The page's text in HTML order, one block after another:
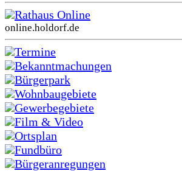
Rathaus Online
online.holdorf.de
Termine
Bekanntmachungen
Bürgerpark
Wohnbaugebiete
Gewerbegebiete
Film & Video
Ortsplan
Fundbüro
Bürgeranregungen